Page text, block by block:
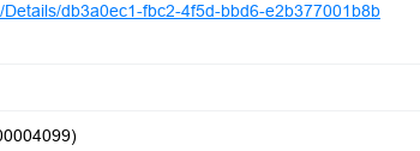
db3a0ec1-fbc2-4f5d-bbd6-e2b377001b8b